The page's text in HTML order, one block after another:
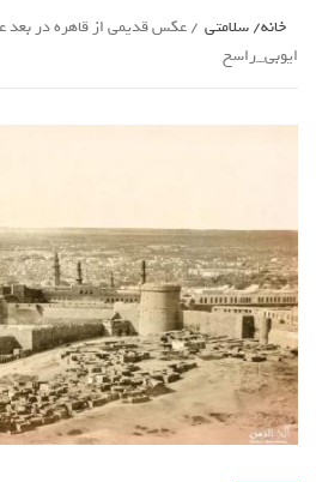
خانه سلامتی
عکس قدیمی از قاهره در بعد
ایوبی_راسخ